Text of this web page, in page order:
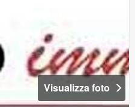
Visualizza foto